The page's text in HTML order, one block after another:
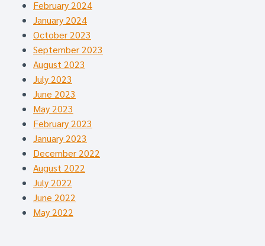
February 2024
January 2024
October 2023
September 2023
August 2023
July 2023
June 2023
May 2023
February 2023
January 2023
December 2022
August 2022
July 2022
June 2022
May 2022